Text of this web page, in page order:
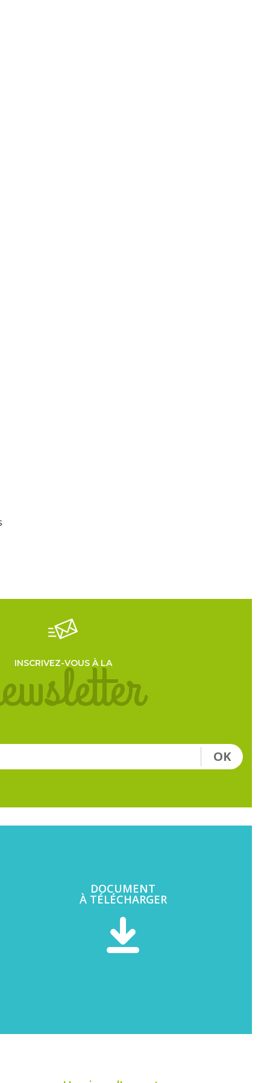
INSCRIVEZ-VOUS À LA
OK
DOCUMENT
À TÉLÉCHARGER